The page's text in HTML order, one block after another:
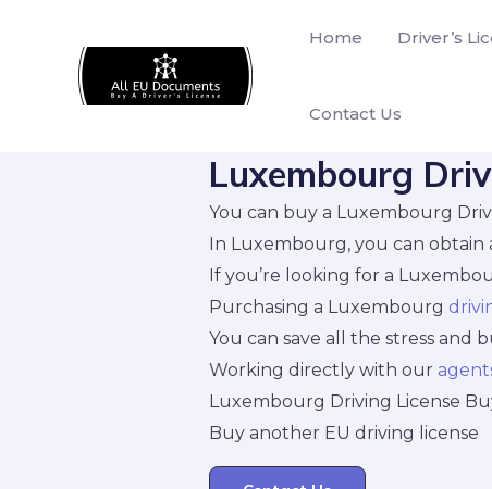
Home Driver’s
Contact Us
Luxembourg
You can buy a Luxembourg
In Luxembourg, you can obtain
If you’re looking for a
Purchasing a Luxembourg
You can save all the stress and
Working directly with our
Luxembourg Driving License
Buy another EU driving license